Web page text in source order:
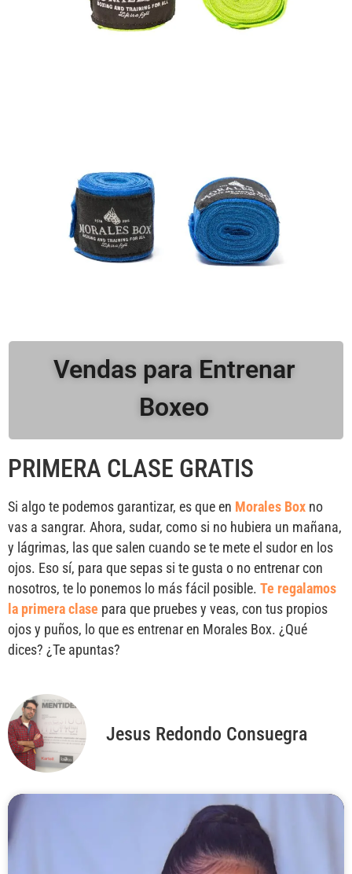
Vendas para Entrenar
Boxeo
PRIMERA CLASE GRATIS
Si algo te podemos garantizar, es que en Morales Box no
vas a sangrar. Ahora, sudar, como si no hubiera un mañana,
y lágrimas, las que salen cuando se te mete el sudor en los
ojos. Eso sí, para que sepas si te gusta o no entrenar con
nosotros, te lo ponemos lo más fácil posible. Te regalamos
la primera clase para que pruebes y veas, con tus propios
ojos y puños, lo que es entrenar en Morales Box. ¿Qué
dices? ¿Te apuntas?
Jesus Redondo Consuegra